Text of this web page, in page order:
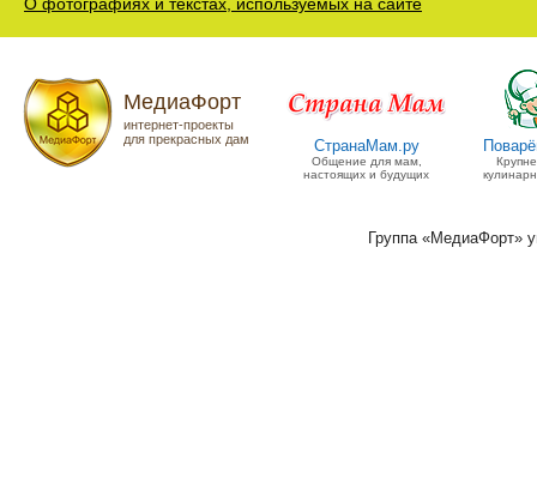
О фотографиях и текстах, используемых на сайте
МедиаФорт
интернет-проекты
для прекрасных дам
СтранаМам.ру
Общение для мам,
настоящих и будущих
Группа «МедиаФорт»